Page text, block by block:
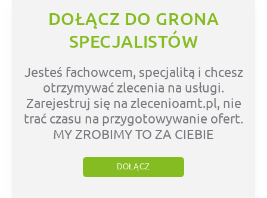
DOŁĄCZ DO GRONA
SPECJALISTÓW
Jesteś fachowcem, specjalitą i chcesz
otrzymywać zlecenia na usługi.
Zarejestruj się na zlecenioamt.pl, nie
trać czasu na przygotowywanie ofert.
MY ZROBIMY TO ZA CIEBIE
DOŁĄCZ